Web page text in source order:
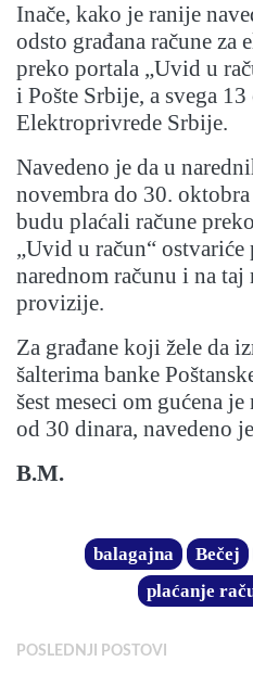
Inače, kako je ranije
odsto građana račune za
preko portala „Uvid u
i Pošte Srbije, a svega
Elektroprivrede Srbije.
Navedeno je da u
novembra do 30.
budu plaćali račune
„Uvid u račun“
narednom računu i na
provizije.
Za građane koji žele da
šalterima banke
šest meseci om gućena
od 30 dinara, navedeno
B.M.
balagajna Bečej
plaćanje
POSLEDNJI POSTOVI